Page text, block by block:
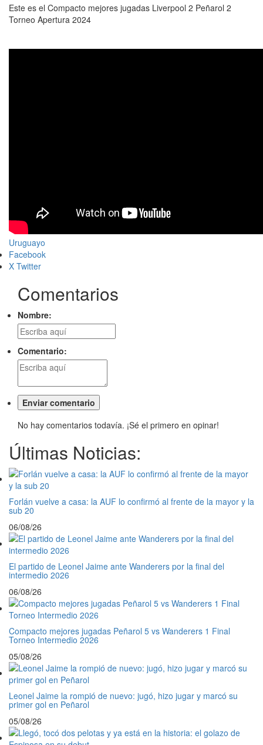
Este es el Compacto mejores jugadas Liverpool 2 Peñarol 2
Torneo Apertura 2024
Uruguayo
Facebook
X Twitter
Comentarios
Nombre:
Comentario:
No hay comentarios todavía. ¡Sé el primero en opinar!
Últimas Noticias:
Forlán vuelve a casa: la AUF lo confirmó al frente de la mayor y la
sub 20
06/08/26
El partido de Leonel Jaime ante Wanderers por la final del
intermedio 2026
06/08/26
Compacto mejores jugadas Peñarol 5 vs Wanderers 1 Final
Torneo Intermedio 2026
05/08/26
Leonel Jaime la rompió de nuevo: jugó, hizo jugar y marcó su
primer gol en Peñarol
05/08/26